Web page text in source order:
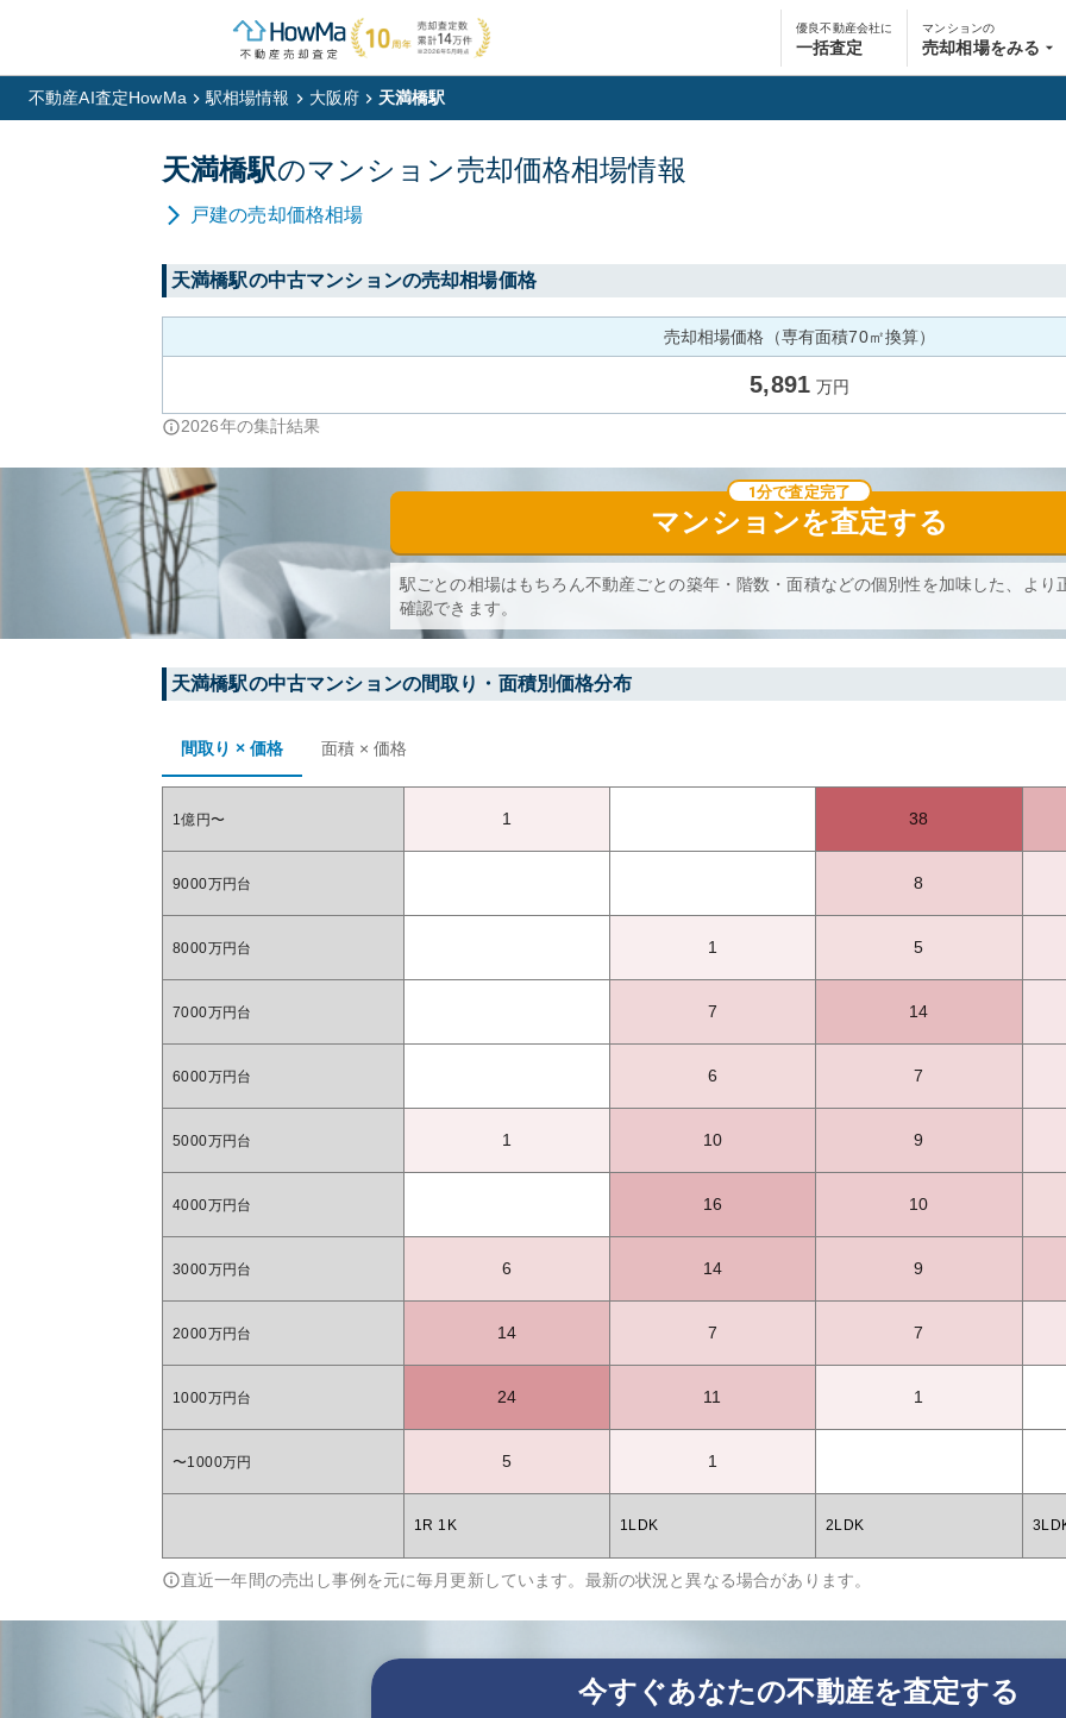
優良不動産会社に
一括査定
マンションの
売却相場をみる
不動産AI査定HowMa 駅相場情報 大阪府 天満橋駅
天満橋駅のマンション売却価格相場情報
戸建の売却価格相場
天満橋駅の中古マンションの売却相場価格
売却相場価格（専有面積70㎡換算）
5,891 万円
2026年の集計結果
マンションを査定する
1分で査定完了
駅ごとの相場はもちろん不動産ごとの築年・階数・面積などの個別性を加味した、より
確認できます。
天満橋駅の中古マンションの間取り・面積別価格分布
間取り × 価格 面積 × 価格
1億円〜 1 38
9000万円台 8
8000万円台 1 5
7000万円台 7 14
6000万円台 6 7
5000万円台 1 10 9
4000万円台 16 10
3000万円台 6 14 9
2000万円台 14 7 7
1000万円台 24 11 1
〜1000万円 5 1
1R 1K 1LDK 2LDK
直近一年間の売出し事例を元に毎月更新しています。最新の状況と異なる場合があります。
今すぐあなたの不動産を査定する